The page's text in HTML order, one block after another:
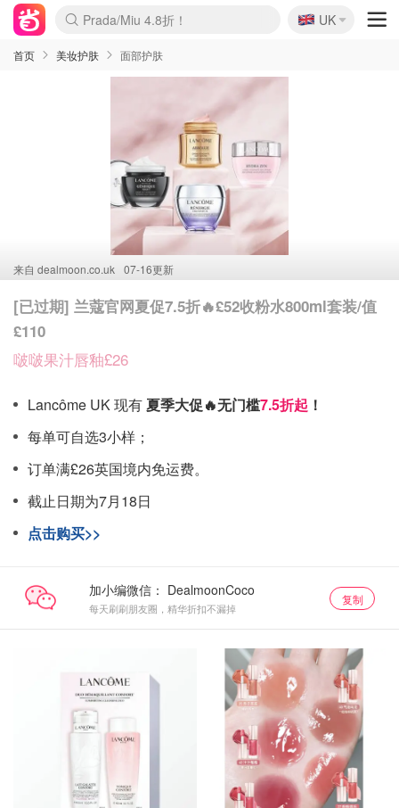
麦卢卡蜂蜜夏促！个位数！
Prada/Miu 4.8折！
啥？必胜客披萨5折！
🇬🇧
UK
首页 美妆护肤 面部护肤
来自 dealmoon.co.uk 07-16更新
[已过期] 兰蔻官网夏促7.5折🔥£52收粉水800ml套装/值
£110
啵啵果汁唇釉£26
Lancôme UK 现有夏季大促🔥无门槛7.5折起 ！
每单可自选3小样；
订单满£26英国境内免运费。
截止日期为7月18日
点击购买>>
加小编微信：
每天刷刷朋友圈，精华折扣不漏掉
复制